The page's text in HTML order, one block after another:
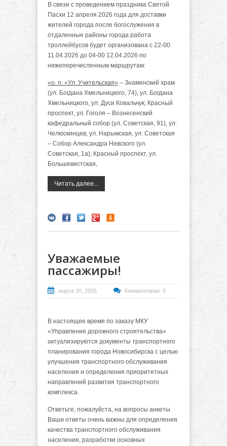
В связи с проведением праздника Святой
Пасхи 12 апреля 2026 года для доставки
жителей города после богослужения в
отдаленные районы города работа
троллейбусов будет организована с 22-00
11.04.2026 до 04-00 12.04.2026 по
нижеперечисленным маршрутам:
«о. п. «Ул. Учительская» – Знаменский храм
(ул. Богдана Хмельницкого, 74), ул. Богдана
Хмельницкого, ул. Дуси Ковальчук, Красный
проспект, ул. Гоголя – Вознесенский
кафедральный собор (ул. Советская, 91), ул.
Челюскинцев, ул. Нарымская, ул. Советская
– Собор Александра Невского (ул.
Советская, 1а), Красный проспект, ул.
Большевистская,
Читать далее...
Уважаемые
пассажиры!
марта 30, 2026 Комментарии: 0
В настоящее время по заказу МКУ
«Управление дорожного строительства»
актуализируются документы транспортного
планирования города Новосибирска с целью
улучшения транспортного обслуживания
населения и определения приоритетных
направлений развития транспортного
комплекса.
Ответьте, пожалуйста, на вопросы анкеты.
Ваши ответы очень важны для определения
качества транспортного обслуживания
населения, разработки основных